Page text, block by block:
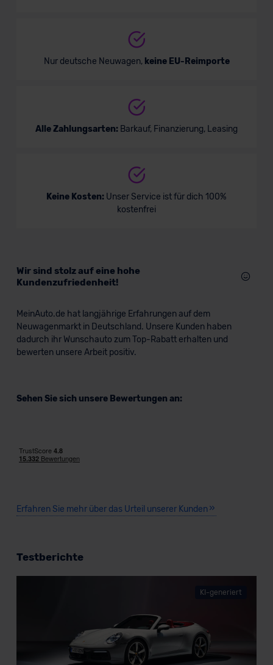
Nur deutsche Neuwagen, keine EU-Reimporte
Alle Zahlungsarten: Barkauf, Finanzierung, Leasing
Keine Kosten: Unser Service ist für dich 100%
kostenfrei
Wir sind stolz auf eine hohe
Kundenzufriedenheit!
MeinAuto.de hat langjährige Erfahrungen auf dem
Neuwagenmarkt in Deutschland. Unsere Kunden haben
dadurch ihr Wunschauto zum Top-Rabatt erhalten und
bewerten unsere Arbeit positiv.
Sehen Sie sich unsere Bewertungen an:
Erfahren Sie mehr über das Urteil unserer Kunden
Testberichte
KI-generiert